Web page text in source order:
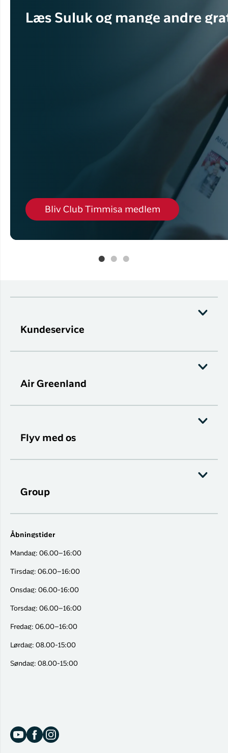
Læs Suluk og mange andre
Bliv Club Timmisa medlem
Kundeservice
Air Greenland
Flyv med os
Group
Åbningstider
Mandag: 06.00–16:00
Tirsdag: 06.00–16:00
Onsdag: 06.00-16:00
Torsdag: 06.00–16:00
Fredag: 06.00–16:00
Lørdag: 08.00-15:00
Søndag: 08.00-15:00